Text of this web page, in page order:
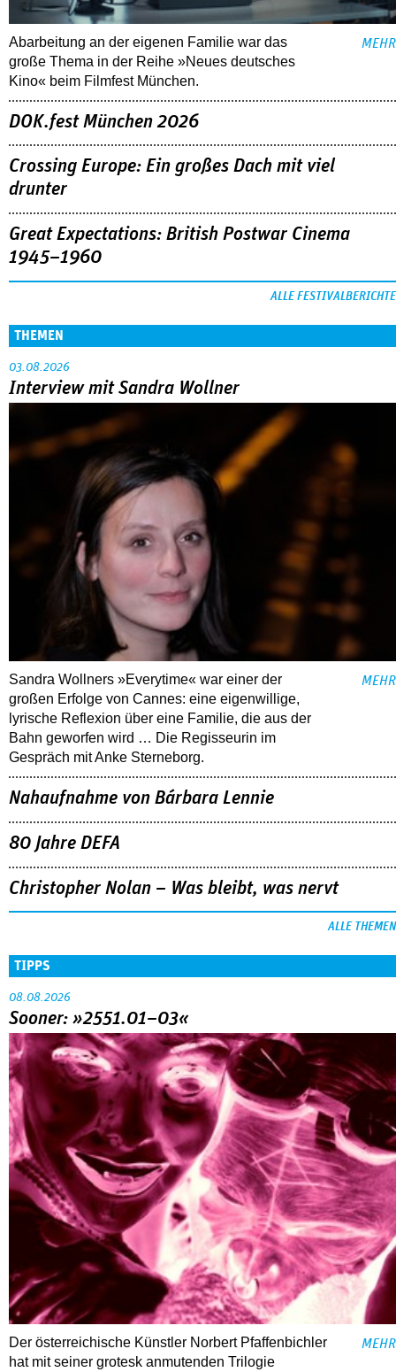
Abarbeitung an der eigenen Familie war das
große Thema in der Reihe »Neues deutsches
Kino« beim Filmfest München.
MEHR
DOK.fest München 2026
Crossing Europe: Ein großes Dach mit viel
drunter
Great Expectations: British Postwar Cinema
1945–1960
ALLE FESTIVALBERICHTE
THEMEN
03.08.2026
Interview mit Sandra Wollner
Sandra Wollners »Everytime« war einer der
großen Erfolge von Cannes: eine eigenwillige,
lyrische Reflexion über eine ­Familie, die aus der
Bahn geworfen wird … Die Regisseurin im
Gespräch mit Anke Sterneborg.
MEHR
Nahaufnahme von Bárbara Lennie
80 Jahre DEFA
Christopher Nolan – Was bleibt, was nervt
ALLE THEMEN
TIPPS
08.08.2026
Sooner: »2551.01–03«
Der österreichische Künstler Norbert Pfaffenbichler
hat mit seiner grotesk anmutenden Trilogie
MEHR